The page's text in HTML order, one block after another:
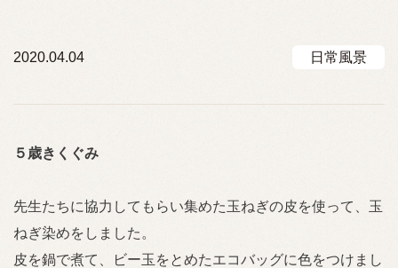
2020.04.04 日常風景
５歳きくぐみ
先生たちに協力してもらい集めた玉ねぎの皮を使って、玉
ねぎ染めをしました。
皮を鍋で煮て、ビー玉をとめたエコバッグに色をつけまし